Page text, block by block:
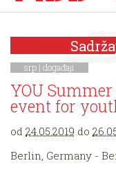
srp | događaji
YOU
event for
od 24.05.2019 do
Berlin, Germany -